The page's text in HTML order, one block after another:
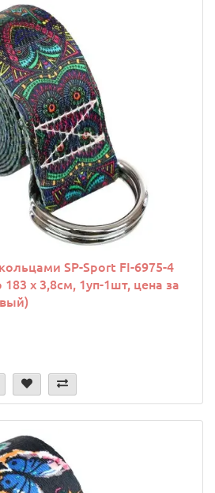
SP-Sport FI-6975-4
x 3,8см, 1уп-1шт, цена за